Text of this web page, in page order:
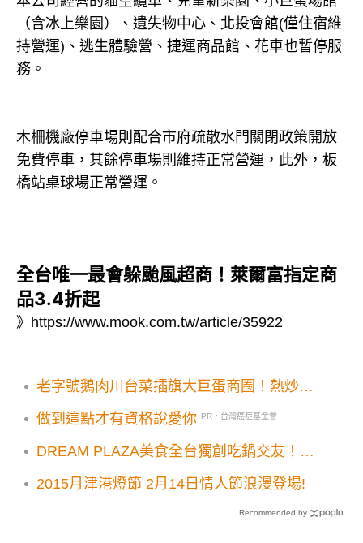
（含冰上樂園）、遺失物中心、北投會館(僅住宿維
持營運)、逃生體驗營、捷運商品館、花車也暫停服
務。
木柵機廠停車場則配合市府疏散水門關閉政策開放
免費停車，其餘停車場則維持正常營運，此外，板
橋站桌球場正常營運。
全台唯一最會躲颱風超商！萊爾富指定商
品3.4折起
》 https://www.mook.com.tw/article/35922
老字號鵝肉川台菜插旗大巨蛋商圈！熱炒酒
做到這點才有資格說愛你
PR・台灣癌症基金會
DREAM PLAZA美食全台獨創吃鍋交友！椒
2015月津港燈節 2月14日情人節浪漫登場!
Recommended by